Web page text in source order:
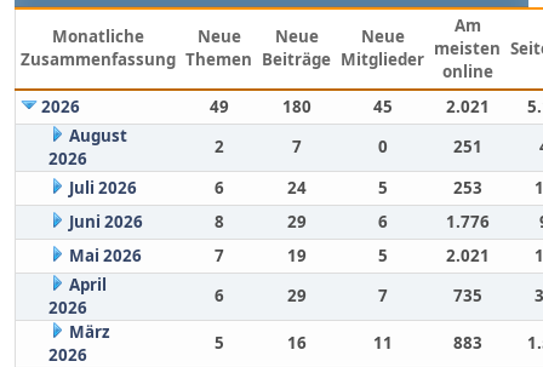
Monatliche
Zusammenfassung
Neue
Themen
Neue
Beiträge
Neue
Mitglieder
Am
meisten
online
2026 49 180 45 2.021
August
2026
2 7 0 251
Juli 2026
6 24 5 253
Juni 2026
8 29 6 1.776
Mai 2026
7 19 5 2.021
April
2026
6 29 7 735
März
2026
5 16 11 883